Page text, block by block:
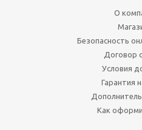
О
Безопасность
Договор
Условия
Гарантия
Как